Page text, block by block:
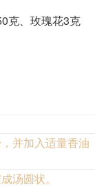
克、玫瑰花3克
并加入适量香油
汤圆状。